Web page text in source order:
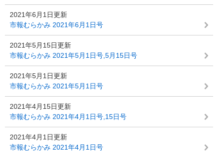
2021年6月1日更新
市報むらかみ 2021年6月1日号
2021年5月15日更新
市報むらかみ 2021年5月1日号,5月15日号
2021年5月1日更新
市報むらかみ 2021年5月1日号
2021年4月15日更新
市報むらかみ 2021年4月1日号,15日号
2021年4月1日更新
市報むらかみ 2021年4月1日号